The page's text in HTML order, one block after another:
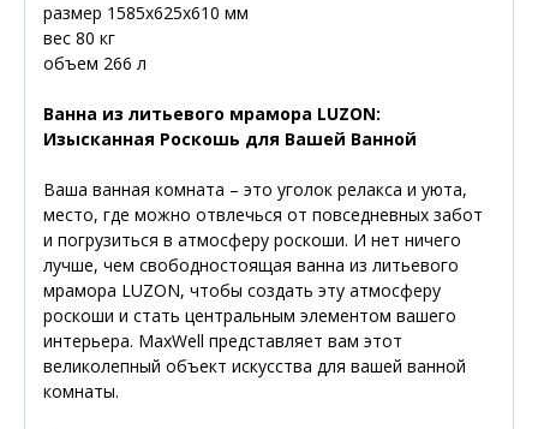
размер 1585х625х610 мм
вес 80 кг
объем 266 л
Ванна из литьевого мрамора LUZON:
Изысканная Роскошь для Вашей Ванной
Ваша ванная комната – это уголок релакса и уюта,
место, где можно отвлечься от повседневных забот
и погрузиться в атмосферу роскоши. И нет ничего
лучше, чем свободностоящая ванна из литьевого
мрамора LUZON, чтобы создать эту атмосферу
роскоши и стать центральным элементом вашего
интерьера. MaxWell представляет вам этот
великолепный объект искусства для вашей ванной
комнаты.